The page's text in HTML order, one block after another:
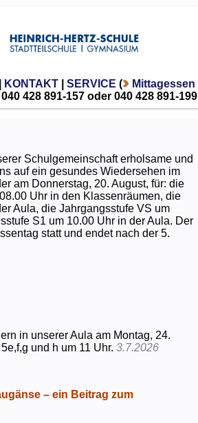
KONTAKT| SERVICE ( Mittagessen
428 891-157 oder 040 428 891-199
Schulgemeinschaft erholsame und
auf ein gesundes Wiedersehen im
am Donnerstag, 20. August, für: die
Uhr in den Klassenräumen, die
Aula, die Jahrgangsstufe VS um
S1 um 10.00 Uhr in der Aula. Der
statt und endet nach der 5.
in unserer Aula am Montag, 24.
und h um 11 Uhr.3.7.2026
– ein Beitrag zum